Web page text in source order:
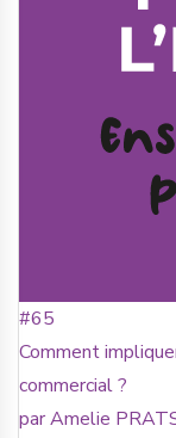
#65
Comment
commercial ?
par Amelie